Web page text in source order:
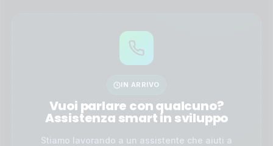
IN ARRIVO
Vuoi parlare con qualcuno?
Assistenza smart in sviluppo
Stiamo lavorando a un assistente che aiuti a